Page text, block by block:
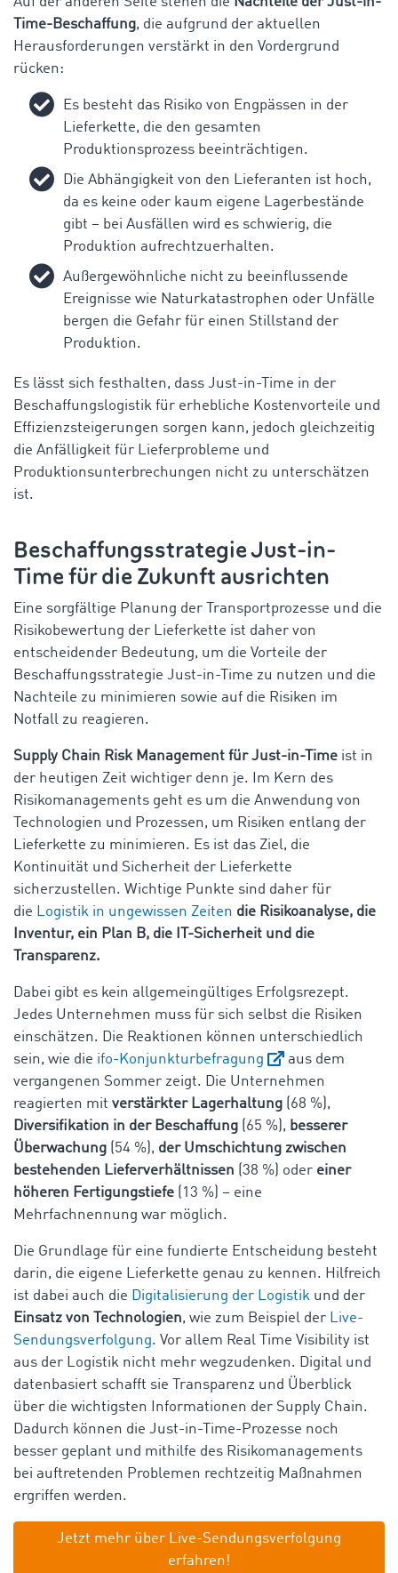
Time-Beschaffung, die aufgrund der aktuellen
Herausforderungen verstärkt in den Vordergrund
rücken:
Es besteht das Risiko von Engpässen in der
Lieferkette, die den gesamten
Produktionsprozess beeinträchtigen.
Die Abhängigkeit von den Lieferanten ist hoch,
da es keine oder kaum eigene Lagerbestände
gibt – bei Ausfällen wird es schwierig, die
Produktion aufrechtzuerhalten.
Außergewöhnliche nicht zu beeinflussende
Ereignisse wie Naturkatastrophen oder Unfälle
bergen die Gefahr für einen Stillstand der
Produktion.
Es lässt sich festhalten, dass Just-in-Time in der
Beschaffungslogistik für erhebliche Kostenvorteile und
Effizienzsteigerungen sorgen kann, jedoch gleichzeitig
die Anfälligkeit für Lieferprobleme und
Produktionsunterbrechungen nicht zu unterschätzen
ist.
Beschaffungsstrategie Just-in-
Time für die Zukunft ausrichten
Eine sorgfältige Planung der Transportprozesse und die
Risikobewertung der Lieferkette ist daher von
entscheidender Bedeutung, um die Vorteile der
Beschaffungsstrategie Just-in-Time zu nutzen und die
Nachteile zu minimieren sowie auf die Risiken im
Notfall zu reagieren.
Supply Chain Risk Management für Just-in-Time ist in
der heutigen Zeit wichtiger denn je. Im Kern des
Risikomanagements geht es um die Anwendung von
Technologien und Prozessen, um Risiken entlang der
Lieferkette zu minimieren. Es ist das Ziel, die
Kontinuität und Sicherheit der Lieferkette
sicherzustellen. Wichtige Punkte sind daher für
die Logistik in ungewissen Zeiten die Risikoanalyse, die
Inventur, ein Plan B, die IT-Sicherheit und die
Transparenz.
Dabei gibt es kein allgemeingültiges Erfolgsrezept.
Jedes Unternehmen muss für sich selbst die Risiken
einschätzen. Die Reaktionen können unterschiedlich
sein, wie die ifo-Konjunkturbefragung
aus dem
vergangenen Sommer zeigt. Die Unternehmen
reagierten mit verstärkter Lagerhaltung (68 %),
Diversifikation in der Beschaffung (65 %), besserer
Überwachung (54 %), der Umschichtung zwischen
bestehenden Lieferverhältnissen (38 %) oder einer
höheren Fertigungstiefe (13 %) – eine
Mehrfachnennung war möglich.
Die Grundlage für eine fundierte Entscheidung besteht
darin, die eigene Lieferkette genau zu kennen. Hilfreich
ist dabei auch die Digitalisierung der Logistik und der
Einsatz von Technologien, wie zum Beispiel der Live-
Sendungsverfolgung. Vor allem Real Time Visibility ist
aus der Logistik nicht mehr wegzudenken. Digital und
datenbasiert schafft sie Transparenz und Überblick
über die wichtigsten Informationen der Supply Chain.
Dadurch können die Just-in-Time-Prozesse noch
besser geplant und mithilfe des Risikomanagements
bei auftretenden Problemen rechtzeitig Maßnahmen
ergriffen werden.
Jetzt mehr über Live-Sendungsverfolgung
erfahren!